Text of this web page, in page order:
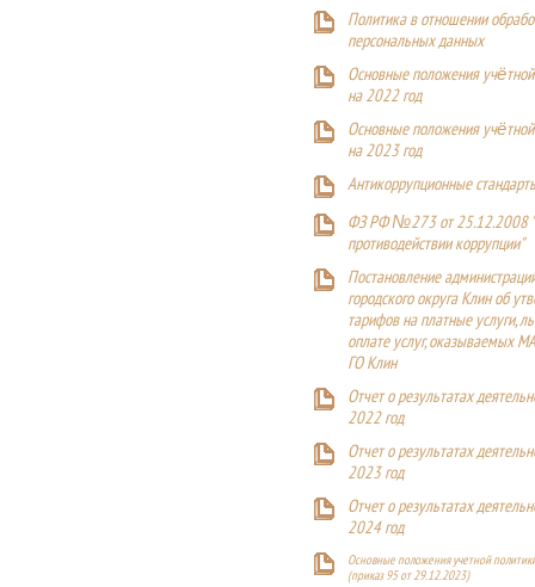
Политика в отношении
персональных данных
Основные положения
на 2022 год
Основные положения
на 2023 год
Антикоррупционные
ФЗ РФ №273 от 25.12.2008
противодействии коррупции"
Постановление
городского округа Клин об
тарифов на платные услуги,
оплате услуг, оказываемых
ГО Клин
Отчет о результатах
2022 год
Отчет о результатах
2023 год
Отчет о результатах
2024 год
Основные положения учетной
(приказ 95 от 29.12.2023)